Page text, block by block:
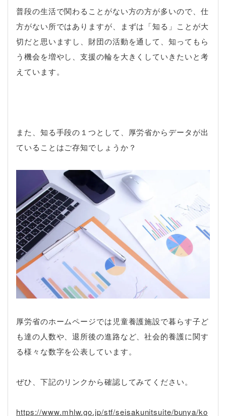
普段の生活で関わることがない方の方が多いので、仕
方がない所ではありますが、まずは「知る」ことが大
切だと思いますし、財団の活動を通して、知ってもら
う機会を増やし、支援の輪を大きくしていきたいと考
えています。
また、知る手段の１つとして、厚労省からデータが出
ていることはご存知でしょうか？
厚労省のホームページでは児童養護施設で暮らす子ど
も達の人数や、退所後の進路など、社会的養護に関す
る様々な数字を公表しています。
ぜひ、下記のリンクから確認してみてください。
https://www.mhlw.go.jp/stf/seisakunitsuite/bunya/ko